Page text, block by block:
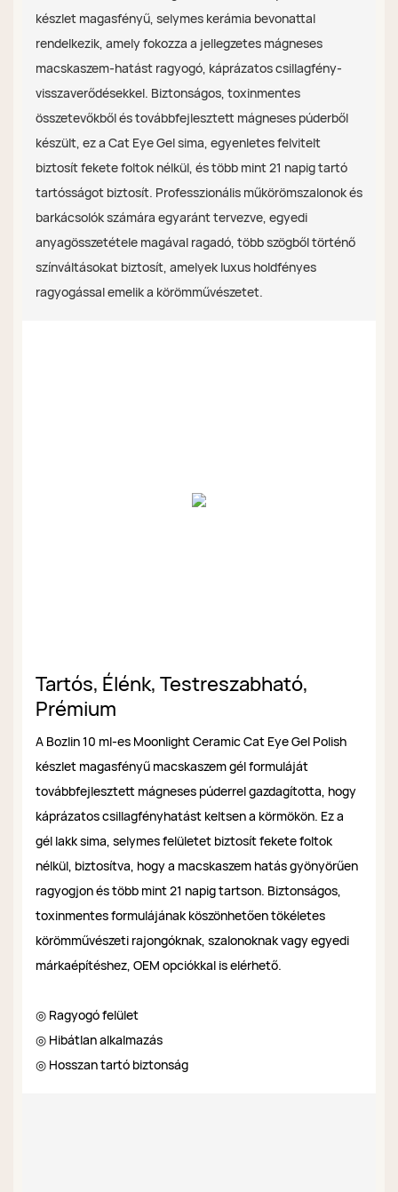
készlet magasfényű, selymes kerámia bevonattal
rendelkezik, amely fokozza a jellegzetes mágneses
macskaszem-hatást ragyogó, káprázatos csillagfény-
visszaverődésekkel. Biztonságos, toxinmentes
összetevőkből és továbbfejlesztett mágneses púderből
készült, ez a Cat Eye Gel sima, egyenletes felvitelt
biztosít fekete foltok nélkül, és több mint 21 napig tartó
tartósságot biztosít. Professzionális műkörömszalonok és
barkácsolók számára egyaránt tervezve, egyedi
anyagösszetétele magával ragadó, több szögből történő
színváltásokat biztosít, amelyek luxus holdfényes
ragyogással emelik a körömművészetet.
Tartós, Élénk, Testreszabható,
Prémium
A Bozlin 10 ml-es Moonlight Ceramic Cat Eye Gel Polish
készlet magasfényű macskaszem gél formuláját
továbbfejlesztett mágneses púderrel gazdagította, hogy
káprázatos csillagfényhatást keltsen a körmökön. Ez a
gél lakk sima, selymes felületet biztosít fekete foltok
nélkül, biztosítva, hogy a macskaszem hatás gyönyörűen
ragyogjon és több mint 21 napig tartson. Biztonságos,
toxinmentes formulájának köszönhetően tökéletes
körömművészeti rajongóknak, szalonoknak vagy egyedi
márkaépítéshez, OEM opciókkal is elérhető.
◎ Ragyogó felület
◎ Hibátlan alkalmazás
◎ Hosszan tartó biztonság